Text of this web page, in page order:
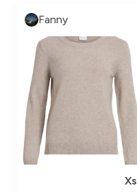
Fanny
Xs